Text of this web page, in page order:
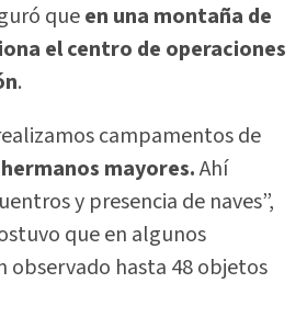
queen una montaña de
el centro de operaciones
.
campamentos de
mayores.Ahí
y presencia de naves”,
que en algunos
observado hasta 48 objetos